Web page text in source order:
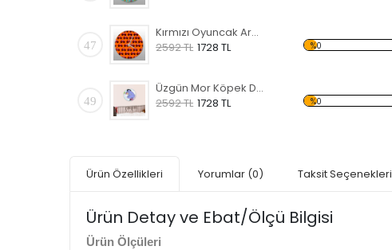
47
Kırmızı Oyuncak Araba Desenli Dekoratif Duvar Saati
2592 TL 1728 TL %0
49
Üzgün Mor Köpek Desenli Dekoratif Duvar Saati
2592 TL 1728 TL %0
Ürün Özellikleri Yorumlar (0) Taksit Seçenekleri
Ürün Detay ve Ebat/Ölçü Bilgisi
Ürün Ölçüleri